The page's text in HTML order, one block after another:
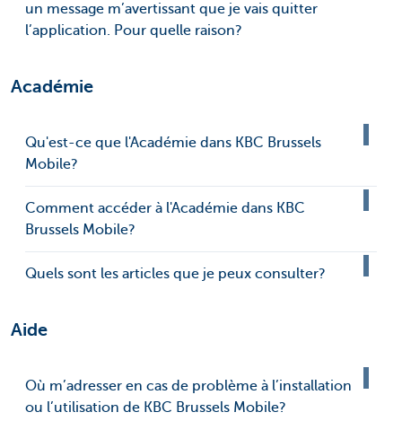
un message m’avertissant que je vais quitter
l’application. Pour quelle raison?
Académie
Qu'est-ce que l'Académie dans KBC Brussels
Mobile?
Comment accéder à l'Académie dans KBC
Brussels Mobile?
Quels sont les articles que je peux consulter?
Aide
Où m’adresser en cas de problème à l’installation
ou l’utilisation de KBC Brussels Mobile?